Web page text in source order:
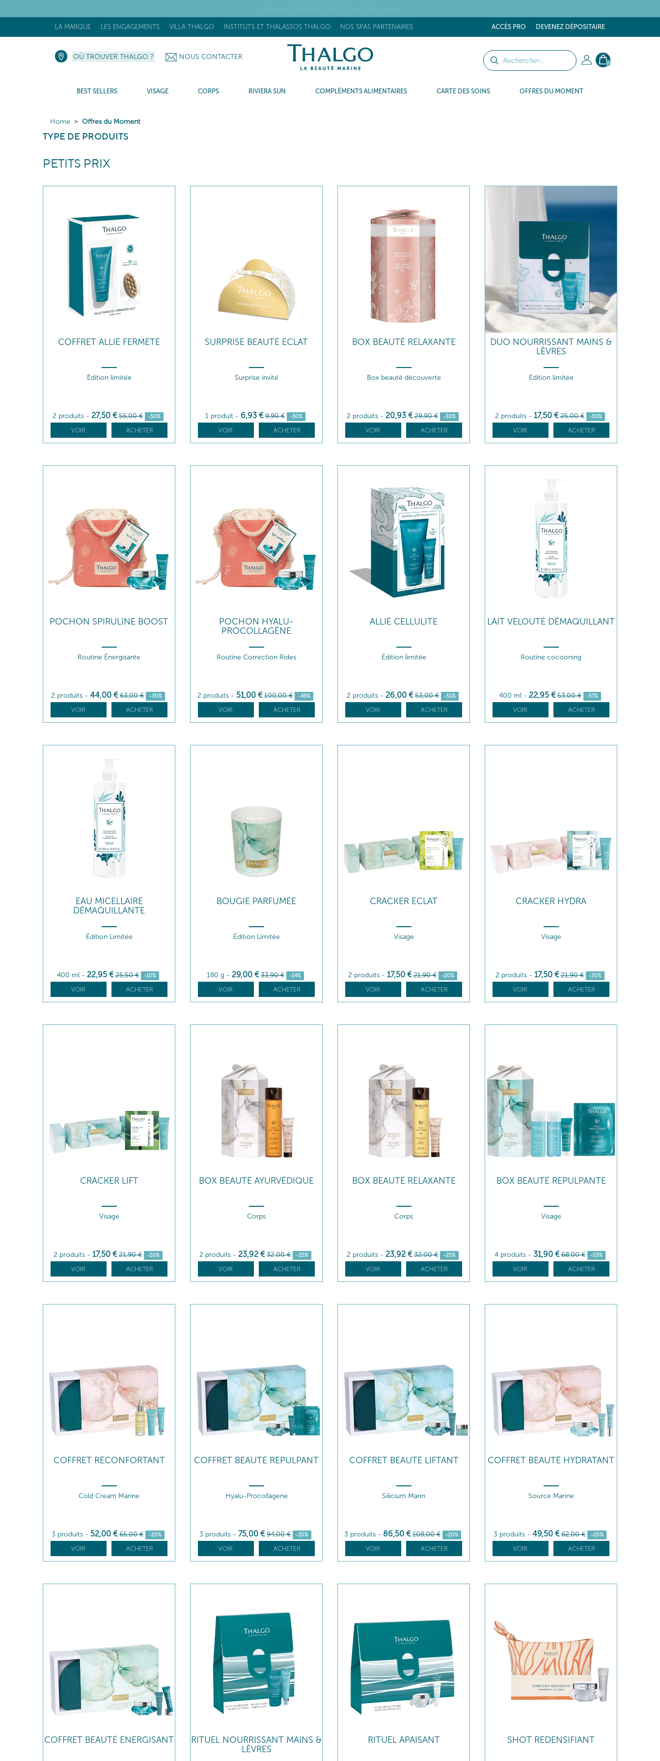
ACCÈS PRO DEVENEZ DÉPOSITAIRE
LA MARQUE LES ENGAGEMENTS VILLA THALGO INSTITUTS ET THALASSOS THALGO NOS SPAS PARTENAIRES
0
OÙ TROUVER THALGO ? NOUS CONTACTER
BEST SELLERS VISAGE CORPS RIVIERA SUN COMPLÉMENTS ALIMENTAIRES CARTE DES SOINS OFFRES DU MOMENT
Home Offres du Moment
TYPE DE PRODUITS
PETITS PRIX
COFFRET ALLIÉ FERMETÉ
Édition limitée
2 produits - 27,50 € 55,00 € -50%
VOIR ACHETER
SURPRISE BEAUTÉ ÉCLAT
Surprise invité
1 produit - 6,93 € 9,90 € -30%
VOIR ACHETER
BOX BEAUTÉ RELAXANTE
Box beauté découverte
2 produits - 20,93 € 29,90 € -30%
VOIR ACHETER
DUO NOURRISSANT MAINS &
LÈVRES
Édition limitée
2 produits - 17,50 € 25,00 € -30%
VOIR ACHETER
POCHON SPIRULINE BOOST
Routine Énergisante
2 produits -44,00 € 63,00 € -30%
VOIR ACHETER
POCHON HYALU-
PROCOLLAGÈNE
Routine Correction Rides
2 produits - 51,00 € 100,00 € -49%
VOIR ACHETER
ALLIÉ CELLULITE
Édition limitée
2 produits - 26,00 € 53,00 € -51%
VOIR ACHETER
LAIT VELOUTÉ DÉMAQUILLANT
Routine cocooning
400 ml - 22,95 € 53,00 € -57%
VOIR ACHETER
EAU MICELLAIRE
DÉMAQUILLANTE
Édition Limitée
400 ml - 22,95 € 25,50 € -10%
VOIR ACHETER
BOUGIE PARFUMÉE
Édition Limitée
180 g - 29,00 € 33,90 € -14%
VOIR ACHETER
CRACKER ÉCLAT
Visage
2 produits - 17,50 € 21,90 € -20%
VOIR ACHETER
CRACKER HYDRA
Visage
2 produits - 17,50 € 21,90 € -20%
VOIR ACHETER
CRACKER LIFT
Visage
2 produits - 17,50 € 21,90 € -20%
VOIR ACHETER
BOX BEAUTÉ AYURVÉDIQUE
Corps
2 produits - 23,92 € 32,00 € -25%
VOIR ACHETER
BOX BEAUTÉ RELAXANTE
Corps
2 produits - 23,92 € 32,00 € -25%
VOIR ACHETER
BOX BEAUTÉ REPULPANTE
Visage
4 produits - 31,90 € 68,00 € -53%
VOIR ACHETER
COFFRET RÉCONFORTANT
Cold Cream Marine
3 produits - 52,00 € 65,00 € -20%
VOIR ACHETER
COFFRET BEAUTÉ REPULPANT
Hyalu-Procollagene
3 produits - 75,00 € 94,00 € -20%
VOIR ACHETER
COFFRET BEAUTÉ LIFTANT
Silicium Marin
3 produits - 86,50 € 108,00 € -20%
VOIR ACHETER
COFFRET BEAUTÉ HYDRATANT
Source Marine
3 produits -49,50 € 62,00 € -20%
VOIR ACHETER
COFFRET BEAUTÉ ÉNERGISANT
RITUEL NOURRISSANT MAINS &
LÈVRES
RITUEL APAISANT SHOT REDENSIFIANT